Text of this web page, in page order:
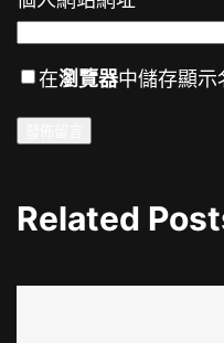
在瀏覽器中儲存顯示
Related